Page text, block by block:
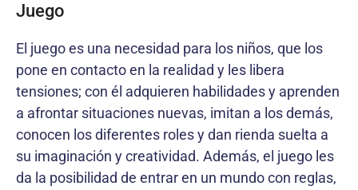
Juego
El juego es una necesidad para los niños, que los
pone en contacto en la realidad y les libera
tensiones; con él adquieren habilidades y aprenden
a afrontar situaciones nuevas, imitan a los demás,
conocen los diferentes roles y dan rienda suelta a
su imaginación y creatividad. Además, el juego les
da la posibilidad de entrar en un mundo con reglas,